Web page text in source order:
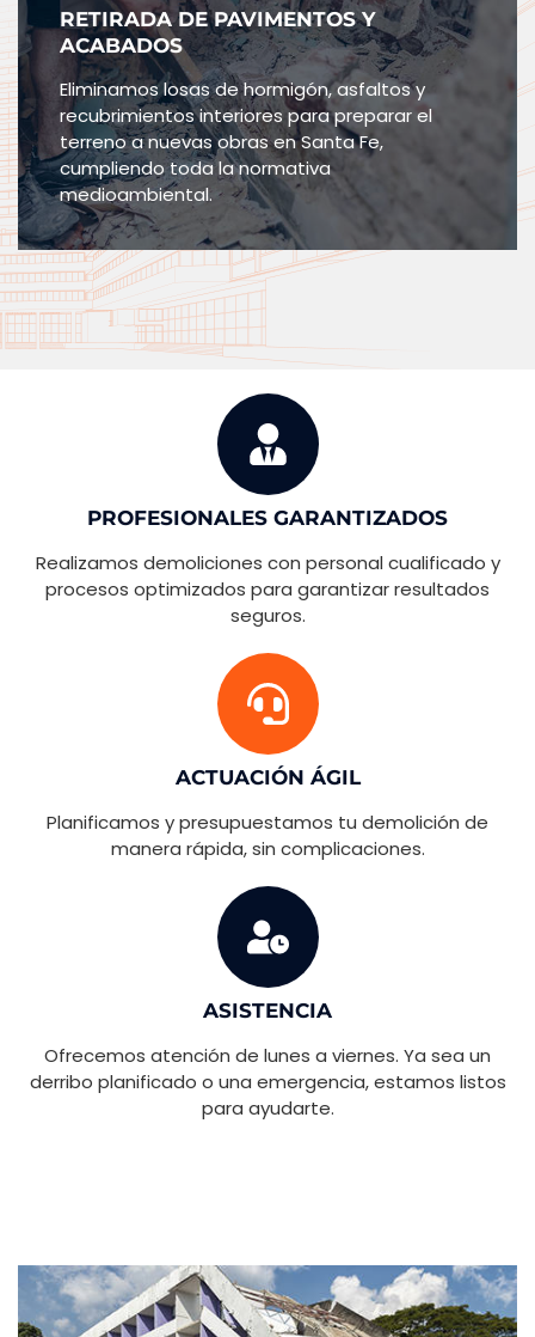
RETIRADA DE PAVIMENTOS Y
ACABADOS
Eliminamos losas de hormigón, asfaltos y
recubrimientos interiores para preparar el
terreno a nuevas obras en Santa Fe,
cumpliendo toda la normativa
medioambiental.
PROFESIONALES GARANTIZADOS
Realizamos demoliciones con personal cualificado y
procesos optimizados para garantizar resultados
seguros.
ACTUACIÓN ÁGIL
Planificamos y presupuestamos tu demolición de
manera rápida, sin complicaciones.
ASISTENCIA
Ofrecemos atención de lunes a viernes. Ya sea un
derribo planificado o una emergencia, estamos listos
para ayudarte.